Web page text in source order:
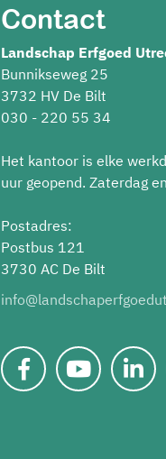
Contact
Landschap Erfgoed
Bunnikseweg 25
3732 HV De Bilt
030 - 220 55 34
Het kantoor is elke
uur geopend. Zaterdag
Postadres:
Postbus 121
3730 AC De Bilt